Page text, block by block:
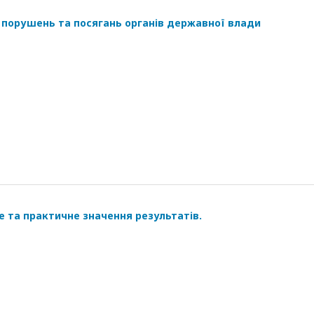
та посягань органів державної влади
практичне значення результатів.